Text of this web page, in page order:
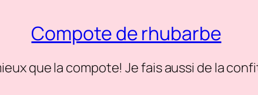
Compote de rhubarbe
que la compote! Je fais aussi de la